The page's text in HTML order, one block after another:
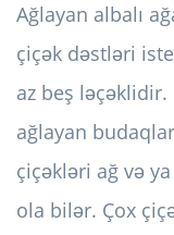
Ağlayan albalı
çiçək dəstləri
az beş
ağlayan
çiçəkləri ağ və
ola bilər. Çox